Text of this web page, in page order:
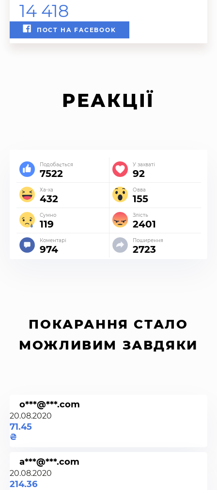
14 418
ПОСТ НА FACEBOOK
РЕАКЦІЇ
Подобається
7522
У захваті
92
Ха-ха
432
Овва
155
Сумно
119
Злість
2401
Коментарі
974
Поширення
2723
ПОКАРАННЯ СТАЛО
МОЖЛИВИМ ЗАВДЯКИ
o***@***.com
20.08.2020
71.45
a***@***.com
20.08.2020
214.36